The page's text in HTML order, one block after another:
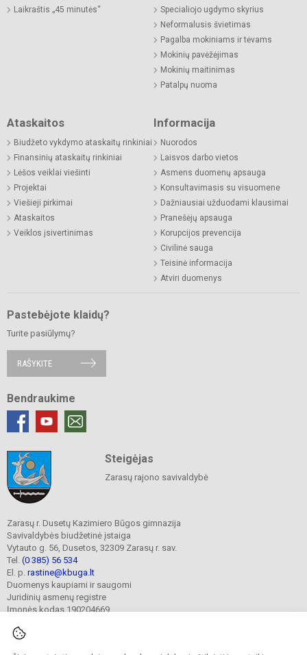
Laikraštis „45 minutės“
Specialiojo ugdymo skyrius
Neformalusis švietimas
Pagalba mokiniams ir tėvams
Mokinių pavėžėjimas
Mokinių maitinimas
Patalpų nuoma
Ataskaitos
Biudžeto vykdymo ataskaitų rinkiniai
Finansinių ataskaitų rinkiniai
Lėšos veiklai viešinti
Projektai
Viešieji pirkimai
Ataskaitos
Veiklos įsivertinimas
Informacija
Nuorodos
Laisvos darbo vietos
Asmens duomenų apsauga
Konsultavimasis su visuomene
Dažniausiai užduodami klausimai
Pranešėjų apsauga
Korupcijos prevencija
Civilinė sauga
Teisinė informacija
Atviri duomenys
Pastebėjote klaidų?
Turite pasiūlymų?
RAŠYKITE
Bendraukime
Steigėjas
Zarasų rajono savivaldybė
Zarasų r. Dusetų Kazimiero Būgos gimnazija
Savivaldybės biudžetinė įstaiga
Vytauto g. 56, Dusetos, 32309 Zarasų r. sav.
Tel. (0 385) 56 534
El. p. rastine@kbuga.lt
Duomenys kaupiami ir saugomi
Juridinių asmenų registre
Įmonės kodas 190204669